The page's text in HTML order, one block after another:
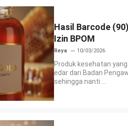
Hasil Barcode
Izin BPOM
Reya 10/03/2026
Produk kesehatan
edar dari Badan
sehingga nanti ...